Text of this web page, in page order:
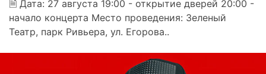
🗎 Дата: 27 августа 19:00 - открытие дверей 20:00 -
начало концерта Место проведения: Зеленый
Театр, парк Ривьера, ул. Егорова..